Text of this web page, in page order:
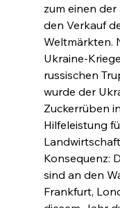
zum einen
den Verkauf
Weltmärkten.
Ukraine-
russischen
wurde der
Zuckerrüben
Hilfeleistung
Konsequenz:
sind an den
Frankfurt,